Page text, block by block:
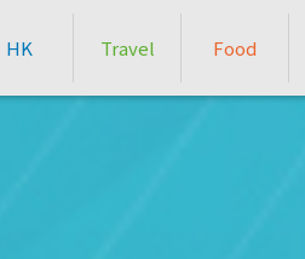
HK Travel Food